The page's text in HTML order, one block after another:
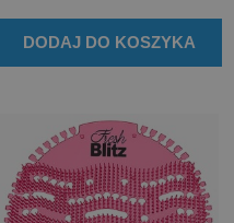
DODAJ DO KOSZYKA